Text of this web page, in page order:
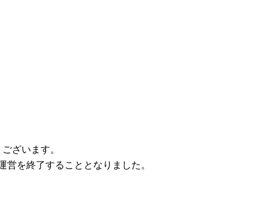
ざいます。
営を終了することとなりました。